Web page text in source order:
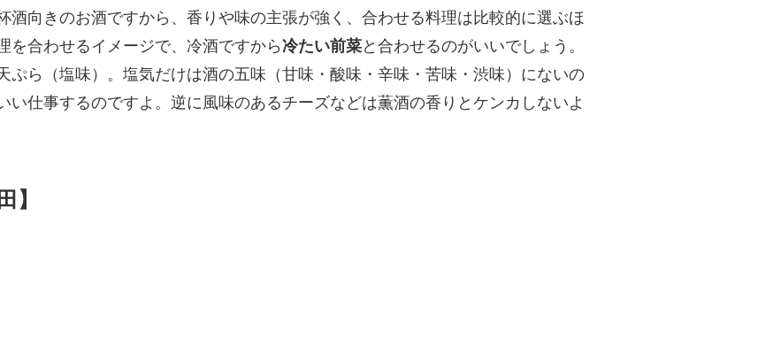
酒向きのお酒ですから、香りや味の主張が強く、合わせる料理は比較的に選ぶほ
を合わせるイメージで、冷酒ですから冷たい前菜と合わせるのがいいでしょう。
ぷら（塩味）。塩気だけは酒の五味（甘味・酸味・辛味・苦味・渋味）にないの
い仕事するのですよ。逆に風味のあるチーズなどは薫酒の香りとケンカしないよ
】